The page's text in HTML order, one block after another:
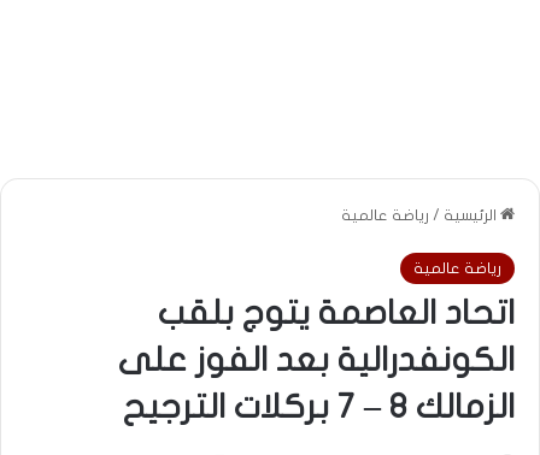
الرئيسية / رياضة عالمية
رياضة عالمية
اتحاد العاصمة يتوج بلقب
الكونفدرالية بعد الفوز على
الزمالك 8 – 7 بركلات الترجيح